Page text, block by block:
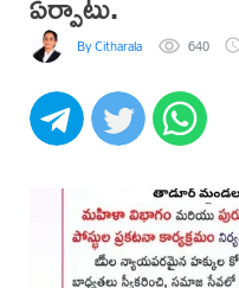
By Citharala 640